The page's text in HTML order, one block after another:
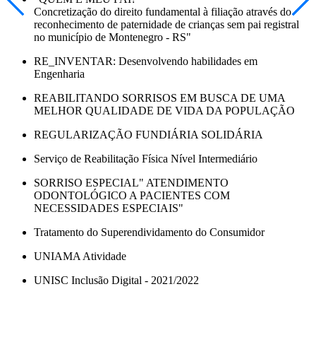
Concretização do direito fundamental à filiação através do
reconhecimento de paternidade de crianças sem pai registral
no município de Montenegro - RS"
RE_INVENTAR: Desenvolvendo habilidades em
Engenharia
REABILITANDO SORRISOS EM BUSCA DE UMA
MELHOR QUALIDADE DE VIDA DA POPULAÇÃO
REGULARIZAÇÃO FUNDIÁRIA SOLIDÁRIA
Serviço de Reabilitação Física Nível Intermediário
SORRISO ESPECIAL" ATENDIMENTO
ODONTOLÓGICO A PACIENTES COM
NECESSIDADES ESPECIAIS"
Tratamento do Superendividamento do Consumidor
UNIAMA Atividade
UNISC Inclusão Digital - 2021/2022